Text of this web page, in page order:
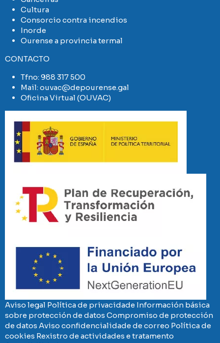
Cultura
Consorcio contra incendios
Inorde
Ourense a provincia termal
CONTACTO
Tfno:988 317 500
Mail:ouvac@depourense.gal
Oficina Virtual (OUVAC)
Aviso legal Política de privacidade Información básica
sobre protección de datos Compromiso de protección
de datos Aviso confidencialidade de correo Política de
cookies Rexistro de actividades e tratamento